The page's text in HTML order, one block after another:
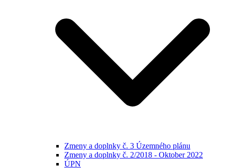
Zmeny a doplnky č. 3 Územného plánu
Zmeny a doplnky č. 2/2018 - Oktober 2022
ÚPN